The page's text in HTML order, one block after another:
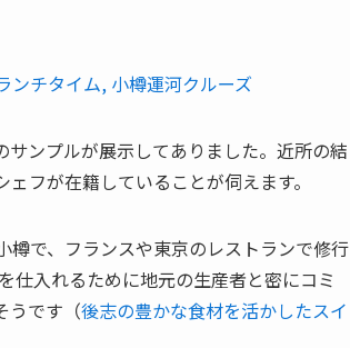
ンチタイム, 小樽運河クルーズ
ンプルが展示してありました。近所の結
フが在籍していることが伺えます。
で、フランスや東京のレストランで修行
仕入れるために地元の生産者と密にコミ
うです（後志の豊かな食材を活かしたスイ